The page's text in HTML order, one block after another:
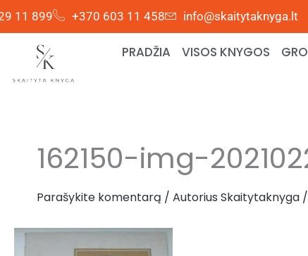
Pereiti
prie
11 899 +370 603 11 458 info@skaitytaknyga.lt
PRADŽIA VISOS KNYGOS
162150-img-
Parašykite komentarą / Autorius Skaitytaknyga /